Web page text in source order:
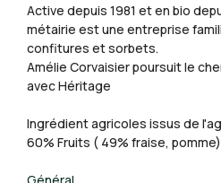
Active depuis 1981 et en bio
métairie est une entreprise
confitures et sorbets.
Amélie Corvaisier poursuit le
avec Héritage
Ingrédient agricoles issus de
60% Fruits ( 49% fraise,